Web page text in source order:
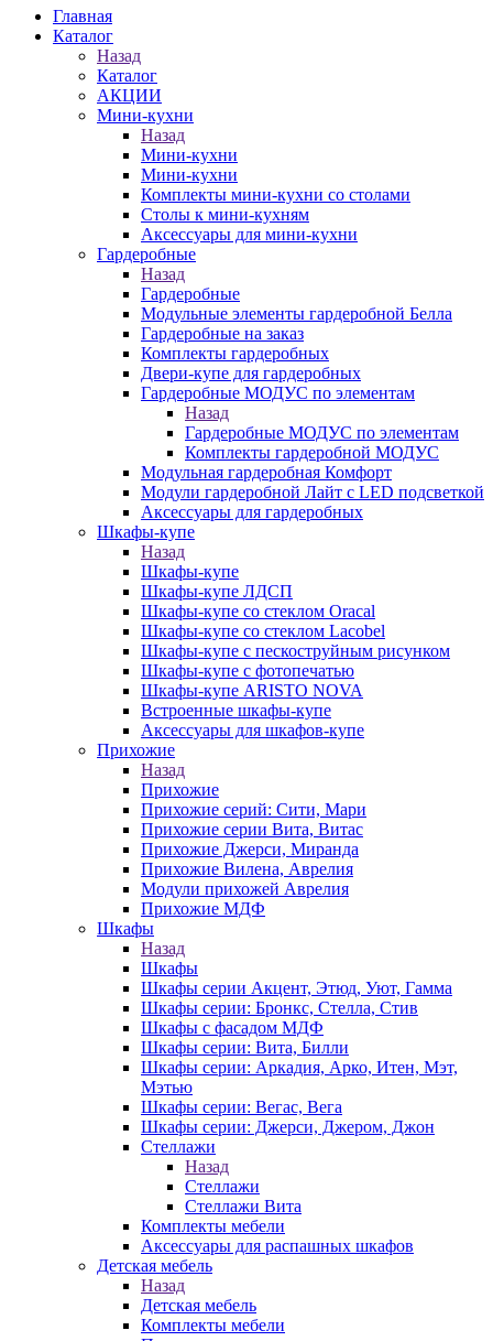
Главная
Каталог
Назад
Каталог
АКЦИИ
Мини-кухни
Назад
Мини-кухни
Мини-кухни
Комплекты мини-кухни со столами
Столы к мини-кухням
Аксессуары для мини-кухни
Гардеробные
Назад
Гардеробные
Модульные элементы гардеробной Белла
Гардеробные на заказ
Комплекты гардеробных
Двери-купе для гардеробных
Гардеробные МОДУС по элементам
Назад
Гардеробные МОДУС по элементам
Комплекты гардеробной МОДУС
Модульная гардеробная Комфорт
Модули гардеробной Лайт с LED подсветкой
Аксессуары для гардеробных
Шкафы-купе
Назад
Шкафы-купе
Шкафы-купе ЛДСП
Шкафы-купе со стеклом Oracal
Шкафы-купе со стеклом Lacobel
Шкафы-купе с пескоструйным рисунком
Шкафы-купе с фотопечатью
Шкафы-купе ARISTO NOVA
Встроенные шкафы-купе
Аксессуары для шкафов-купе
Прихожие
Назад
Прихожие
Прихожие серий: Сити, Мари
Прихожие серии Вита, Витас
Прихожие Джерси, Миранда
Прихожие Вилена, Аврелия
Модули прихожей Аврелия
Прихожие МДФ
Шкафы
Назад
Шкафы
Шкафы серии Акцент, Этюд, Уют, Гамма
Шкафы серии: Бронкс, Стелла, Стив
Шкафы с фасадом МДФ
Шкафы серии: Вита, Билли
Шкафы серии: Аркадия, Арко, Итен, Мэт,
Мэтью
Шкафы серии: Вегас, Вега
Шкафы серии: Джерси, Джером, Джон
Стеллажи
Назад
Стеллажи
Стеллажи Вита
Комплекты мебели
Аксессуары для распашных шкафов
Детская мебель
Назад
Детская мебель
Комплекты мебели